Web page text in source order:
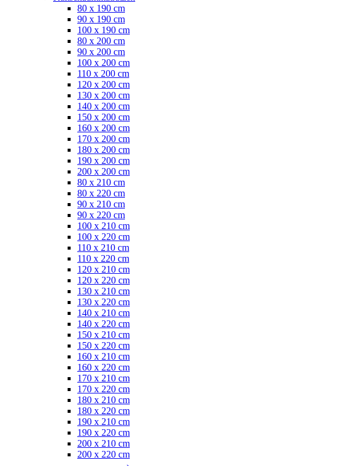
80 x 190 cm
90 x 190 cm
100 x 190 cm
80 x 200 cm
90 x 200 cm
100 x 200 cm
110 x 200 cm
120 x 200 cm
130 x 200 cm
140 x 200 cm
150 x 200 cm
160 x 200 cm
170 x 200 cm
180 x 200 cm
190 x 200 cm
200 x 200 cm
80 x 210 cm
80 x 220 cm
90 x 210 cm
90 x 220 cm
100 x 210 cm
100 x 220 cm
110 x 210 cm
110 x 220 cm
120 x 210 cm
120 x 220 cm
130 x 210 cm
130 x 220 cm
140 x 210 cm
140 x 220 cm
150 x 210 cm
150 x 220 cm
160 x 210 cm
160 x 220 cm
170 x 210 cm
170 x 220 cm
180 x 210 cm
180 x 220 cm
190 x 210 cm
190 x 220 cm
200 x 210 cm
200 x 220 cm